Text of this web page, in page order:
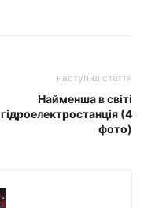
наступна стаття
Найменша в світі
гідроелектростанція (4
фото)